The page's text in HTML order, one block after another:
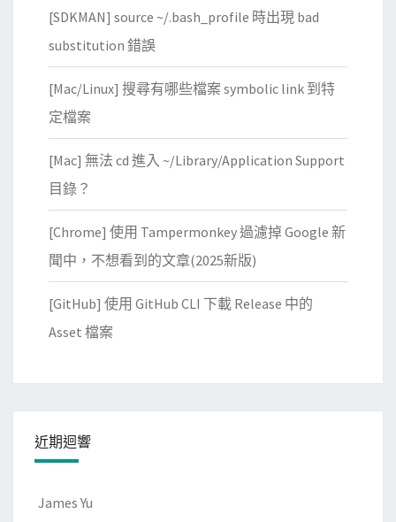
[SDKMAN] source ~/.bash_profile 時出現 bad
substitution 錯誤
[Mac/Linux] 搜尋有哪些檔案 symbolic link 到特
定檔案
[Mac] 無法 cd 進入 ~/Library/Application Support
目錄？
[Chrome] 使用 Tampermonkey 過濾掉 Google 新
聞中，不想看到的文章(2025新版)
[GitHub] 使用 GitHub CLI 下載 Release 中的
Asset 檔案
近期迴響
James Yu